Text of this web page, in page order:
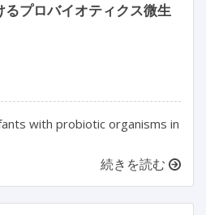
プロバイオティクス微生
with probiotic organisms in
続きを読む